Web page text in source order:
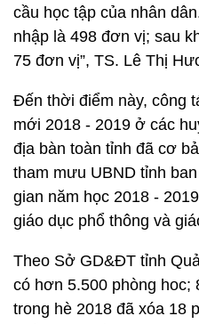
cầu học tập của nhân
nhập là 498 đơn vị; sau
75 đơn vị”, TS. Lê Thị
Đến thời điểm này, công
mới 2018 - 2019 ở các
địa bàn toàn tỉnh đã cơ
tham mưu UBND tỉnh
gian năm học 2018 -
giáo dục phổ thông và
Theo Sở GD&ĐT tỉnh
có hơn 5.500 phòng hoc;
trong hè 2018 đã xóa 18